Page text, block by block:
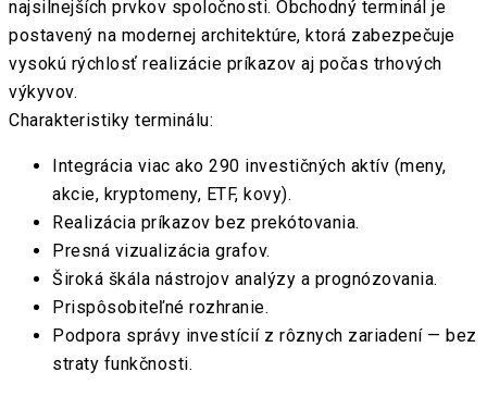
najsilnejších prvkov spoločnosti. Obchodný terminál je
postavený na modernej architektúre, ktorá zabezpečuje
vysokú rýchlosť realizácie príkazov aj počas trhových
výkyvov.
Charakteristiky terminálu:
Integrácia viac ako 290 investičných aktív (meny,
akcie, kryptomeny, ETF, kovy).
Realizácia príkazov bez prekótovania.
Presná vizualizácia grafov.
Široká škála nástrojov analýzy a prognózovania.
Prispôsobiteľné rozhranie.
Podpora správy investícií z rôznych zariadení — bez
straty funkčnosti.